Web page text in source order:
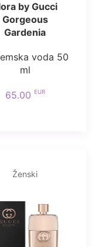
by Gucci
Gorgeous
Gardenia
voda 50
ml
65.00 EUR
Ženski